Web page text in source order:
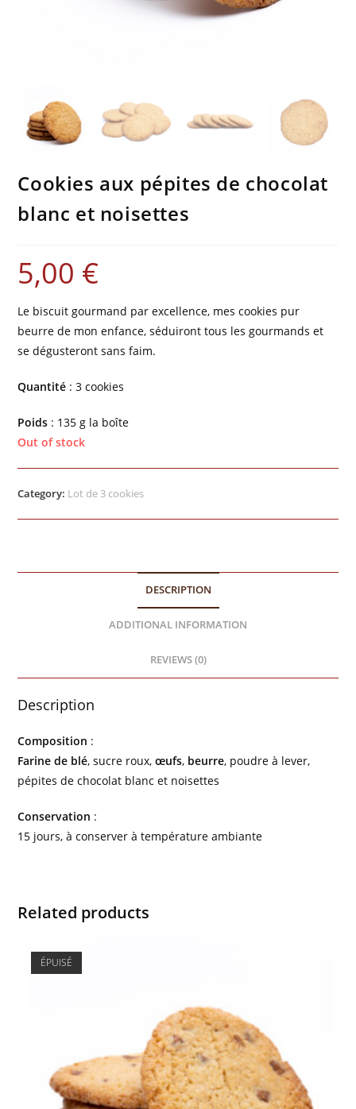
Cookies aux pépites de chocolat
blanc et noisettes
5,00 €
Le biscuit gourmand par excellence, mes cookies pur
beurre de mon enfance, séduiront tous les gourmands et
se dégusteront sans faim.
Quantité : 3 cookies
Poids : 135 g la boîte
Out of stock
Category: Lot de 3 cookies
DESCRIPTION
ADDITIONAL INFORMATION
REVIEWS (0)
Description
Composition :
Farine de blé, sucre roux,œufs, beurre, poudre à lever,
pépites de chocolat blanc et noisettes
Conservation :
15 jours, à conserver à température ambiante
Related products
ÉPUISÉ